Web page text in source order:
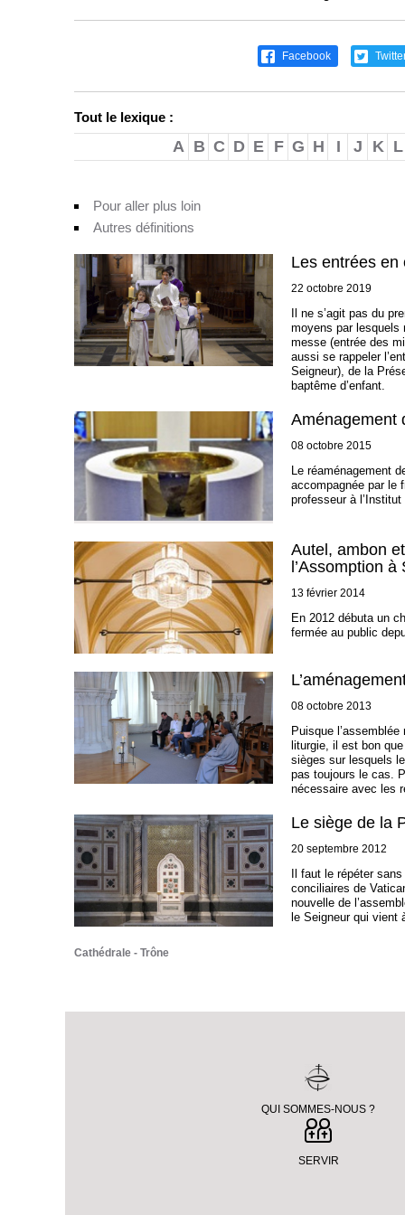
Facebook
Tout le lexique :
A B C D E F G H I J K L
Pour aller plus loin
Autres définitions
Les entrées en
22 octobre 2019
Il ne s’agit pas du
moyens par lesquels
messe (entrée des
aussi se rappeler
Seigneur), de la
baptême d’enfant.
Aménagement
08 octobre 2015
Le réaménagement
accompagnée par le
professeur à
Autel, ambon
l’Assomption
13 février 2014
En 2012 débuta un
fermée au public
08 octobre 2013
Puisque
liturgie, il est bon
sièges sur lesquels
pas toujours le cas.
nécessaire avec les
Le siège de la
20 septembre 2012
Il faut le répéter
conciliaires de
nouvelle de
le Seigneur qui vient
Cathédrale Trône
QUI SOMMES-NOUS ?
SERVIR